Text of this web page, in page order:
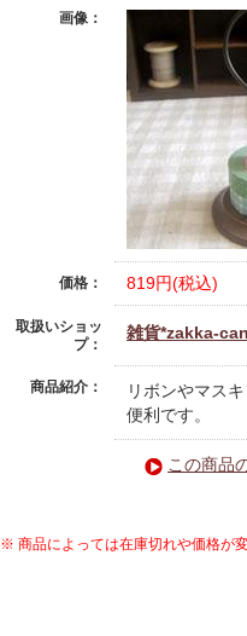
画像：
価格： 819円(税込)
取扱いショッ
プ：
雑貨*zakka-
商品紹介：
リボンやマス
便利です。
この商品
※ 商品によっては在庫切れや価格が